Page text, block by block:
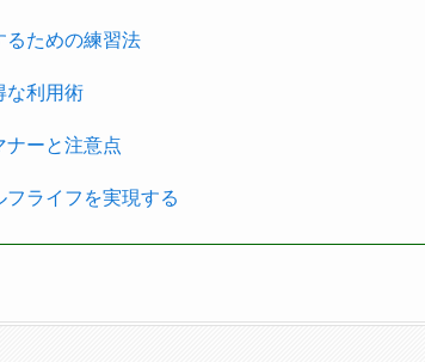
るための練習法
な利用術
ナーと注意点
ライフを実現する